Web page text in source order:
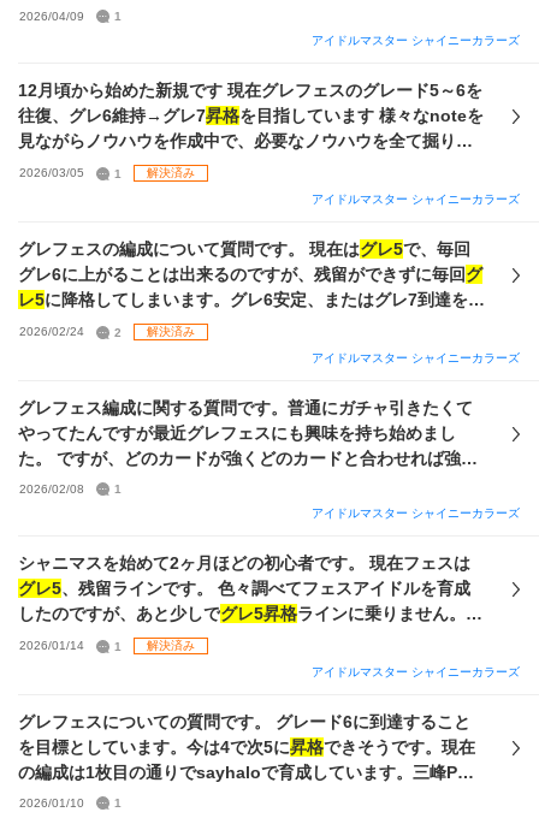
ければ幸いです。
分かっておらず、編成を組んでいただきたいです。 ☆グレフ
ェス編成（Ce、Le等位置込み）を組んでほしい。 ☆上記で
ほしい。 ☆編成の位置によって何特化で育成するべきか教え
てほしい。（DaカードだがVoに置く場合はDa特化 or Vo特化
どちらで育成するべきかなど。） また、編成を組む上で私が
悩んだ点を以下に記載するので、余裕があったら教えて頂き
アイドルは使えるのか。 ④1つの属性特化ではなく、Voには
Vo、DaにはDaなどの混合編成は使えるのか。 ⑤リンクアピ
ールのメンバーを育成でスキル変更できることはわかった
が、どの程度ユニットメンバーを揃えて編成した方がいいの
か。（ユニットメンバーボーナスが加算されたり、Plusアピ
ールなどは変えられない？などがある思うので） また、 ☆現
ったら知りたい。（取っておくべきという意見でも大丈夫で
す。） ☆手持ちを加味して、今後引くのにおすすめのガチャ
（ユニット、メンバー、属性など）があれば知りたい。 以下
手持ちから編成に使えそう（？）なカードとしては、 PSSR
パラコレ：羽那1凸 トワコレ：樹里、凛世、あさひ、冬優
透、にちか 限定：無凸〜1凸各種 恒常：果穂4凸、羽那3凸
SSSR トワコレ：円香1凸、ルカ1凸、めぐる、摩美々、果
穂、千雪、にちか 期間限定：灯織4凸、無凸〜1凸各種 恒常：
霧子4凸、愛依4凸、小糸4凸 です。見当違いでしたら申し訳
ありません。 初心者で常識などがまだわかっていない部分が
ます。
2026/04/09
1
アイドルマスター シャイニーカラーズ
12月頃から始めた新規です 現在グレフェスのグレード5～6を
往復、グレ6維持→グレ7昇格を目指しています 様々なnoteを
見ながらノウハウを作成中で、必要なノウハウを全て掘り終
わり次第育成に移る予定です 手持ちから最適な編成を組む知
識が無い為、教えて頂きたく思います 現状は3枚目の編成
のはづき2枚所持しています 入れるべき所があれば入れます
よろしくお願いします
2026/03/05 1
解決済み
アイドルマスター シャイニーカラーズ
グレフェスの編成について質問です。 現在はグレ5で、毎回
グレ6に上がることは出来るのですが、残留ができずに毎回グ
レ5に降格してしまいます。グレ6安定、またはグレ7到達を目
指しています。 手持ちが以下の通りなのですが、目標達成す
るにはどのような編成がおすすめでしようか？ ユニット問わ
きさんは3枚持っています。 また、育成でノウハウを集めた
り、厳選したりはしていないのですが、グレ6残留、グレ7
格
を目指すとなるとノウハウ厳選は必須ですか？ 現在はVoコ
ではall2000↑育成は安定してます。
2026/02/24 2
解決済み
アイドルマスター シャイニーカラーズ
グレフェス編成に関する質問です。普通にガチャ引きたくて
やってたんですが最近グレフェスにも興味を持ち始めまし
た。 ですが、どのカードが強くどのカードと合わせれば強い
かなどの編成がわからない現状です。そこで質問です。 この
手持ちだとどのユニットが強く、どのカードを編成したらい
がると聞いたことがあるので5から6には行ける編成がいいで
す。Vo,Da,Viの3極すべて教えてください。ユニットは違って
も大丈夫です。 また、育成の時のサポート編成もよくわから
ないので、サポートアイドルはこのように編成してどういう
ふうにして育成するといいよなど教えてください。 質問が多
に昇格
するためのアドバイスやコツなどあったら教えてくだ
さい！
2026/02/08
1
アイドルマスター シャイニーカラーズ
シャニマスを始めて2ヶ月ほどの初心者です。 現在フェスは
グレ5、残留ラインです。 色々調べてフェスアイドルを育成
したのですが、あと少しでグレ5昇格ラインに乗りません。
現在私が所持しているカードで、Da.Vi.Leに適正の高いアイ
ドルを育成するにはどのような編成をすべきでしょうか？ ま
メティック のアイドル育成のための編成方法もあれば嬉しい
です。 ご助言いただけますと幸いです。 画像1→現在のフェ
スユニット 2〜3→所持UR、SSR
2026/01/14 1
解決済み
アイドルマスター シャイニーカラーズ
グレフェスについての質問です。 グレード6に到達すること
を目標としています。今は4で次5に昇格できそうです。現在
の編成は1枚目の通りでsayhaloで育成しています。三峰Pの
ためアンティーカ編成で挑戦したいです。そこで下記の3つに
2026/01/10
1